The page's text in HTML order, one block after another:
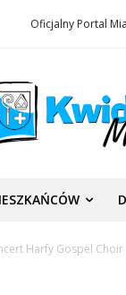
Oficjalny Portal
Harfy Gospel Choir